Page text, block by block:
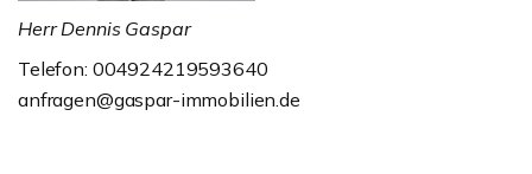
Herr Dennis Gaspar
Telefon: 004924219593640
anfragen@gaspar-immobilien.de